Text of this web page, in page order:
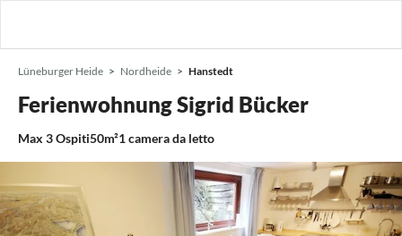
Lüneburger Heide Nordheide Hanstedt
Ferienwohnung Sigrid Bücker
Max 3Ospiti50m²1camera da letto